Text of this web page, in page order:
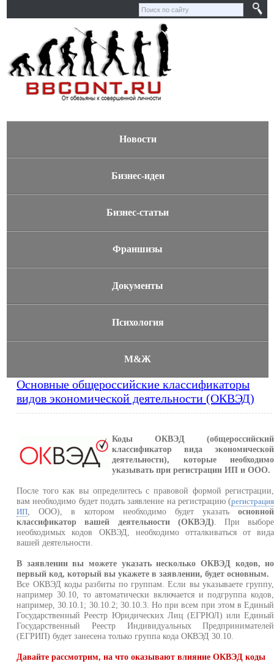
Новости
Бизнес-идеи
Бизнес-статьи
Франшизы
Документы
Психология
М&Ж
Основные общероссийские классификаторы
видов экономической деятельности (ОКВЭД)
Коды ОКВЭД (общероссийский
классификатор вида экономической
деятельности), которые необходимо
указывать при регистрации ИП и ООО.
После того как вы определитесь с правовой формой регистрации,
вам необходимо будет подать заявление на регистрацию (регистрация
ИП , ООО), в котором необходимо будет указатьосновной
классификатор вашей деятельности (ОКВЭД) . При выборе
необходимых кодов ОКВЭД, необходимо отталкиваться от вида
вашей деятельности.
В заявлении вы можете указать несколько ОКВЭД кодов, но
первый код, который вы укажете в заявлении, будет основным.
Все ОКВЭД коды разбиты по группам. Если вы указываете группу,
например 30.10, то автоматически включается и подгруппа кодов,
например, 30.10.1; 30.10.2; 30.10.3. Но при всем при этом в Единый
Государственный Реестр Юридических Лиц (ЕГРЮЛ) или Единый
Государственный Реестр Индивидуальных Предпринимателей
(ЕГРИП) будет занесена только группа кода ОКВЭД 30.10.
Давайте рассмотрим, на что оказывают влияние ОКВЭД коды